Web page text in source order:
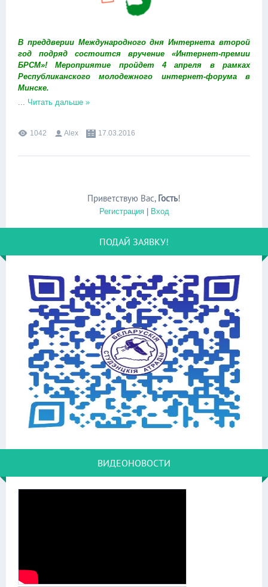
В преддверии Международного дня Интернета второй
год подряд состоится вручение «Интернет-премии
БРСМ»!Мероприятие пройдет 4 апреля в рамках
Республиканского молодежного интернет-форума в
Минске.
Читать дальше »
1042 Alex 17.03.2016
Приветствую Вас, Гость!
Регистрация| Вход
ПОДАЙ ЗАЯВКУ!
ВИДЕОНОВОСТИ